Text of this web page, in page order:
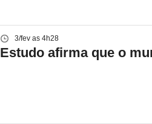
3/fev as 4h28
Estudo afirma que o